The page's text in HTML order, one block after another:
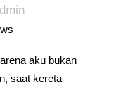
aku bukan
saat kereta